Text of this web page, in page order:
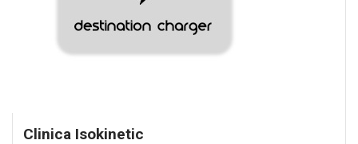
Clinica Isokinetic